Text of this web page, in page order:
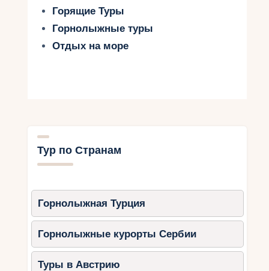
Горящие Туры
Горнолыжные туры
Отдых на море
Тур по Странам
Горнолыжная Турция
Горнолыжные курорты Сербии
Туры в Австрию